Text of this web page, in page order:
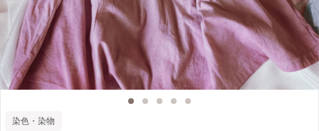
染色・染物